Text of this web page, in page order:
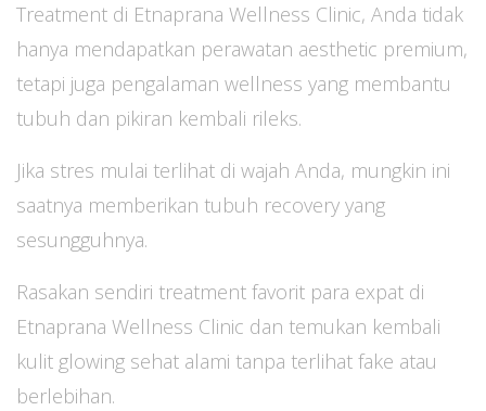
Treatment di Etnaprana Wellness Clinic, Anda tidak
hanya mendapatkan perawatan aesthetic premium,
tetapi juga pengalaman wellness yang membantu
tubuh dan pikiran kembali rileks.
Jika stres mulai terlihat di wajah Anda, mungkin ini
saatnya memberikan tubuh recovery yang
sesungguhnya.
Rasakan sendiri treatment favorit para expat di
Etnaprana Wellness Clinic dan temukan kembali
kulit glowing sehat alami tanpa terlihat fake atau
berlebihan.